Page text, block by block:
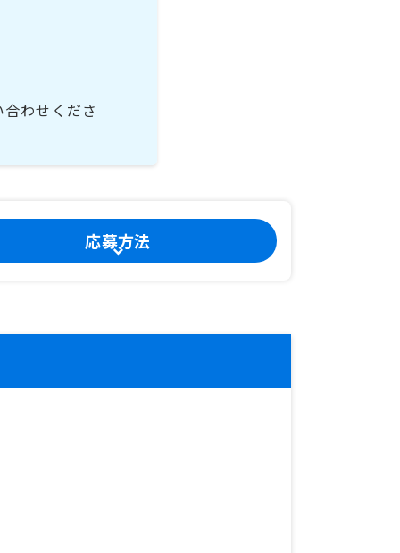
わせくださ
応募方法